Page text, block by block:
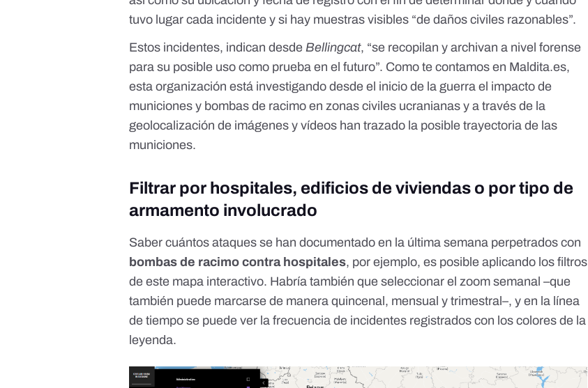
tuvo lugar cada incidente y si hay muestras visibles “de daños civiles razonables”.
Estos incidentes, indican desdeBellingcat, “se recopilan y archivan a nivel forense
para su posible uso como prueba en el futuro”. Como te contamos en Maldita.es,
esta organización está investigando desde el inicio de la guerra el impacto de
municiones y bombas de racimo en zonas civiles ucranianas y a través de la
geolocalización de imágenes y vídeos han trazado la posible trayectoria de las
municiones.
Filtrar por hospitales, edificios de viviendas o por tipo de
armamento involucrado
Saber cuántos ataques se han documentado en la última semana perpetrados con
bombas de racimo contra hospitales, por ejemplo, es posible aplicando los filtros
de este mapa interactivo. Habría también que seleccionar el zoom semanal –que
también puede marcarse de manera quincenal, mensual y trimestral–, y en la línea
de tiempo se puede ver la frecuencia de incidentes registrados con los colores de la
leyenda.